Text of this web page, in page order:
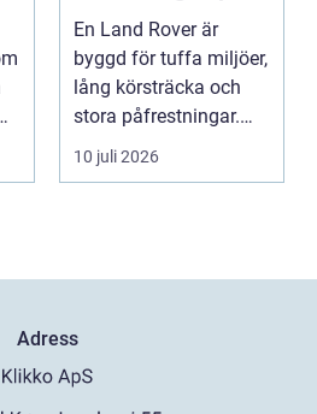
rätt sätt
En Land Rover är
byggd för tuffa miljöer,
lång körsträcka och
stora påfrestningar.
Samtidigt är det ...
10 juli 2026
Adress